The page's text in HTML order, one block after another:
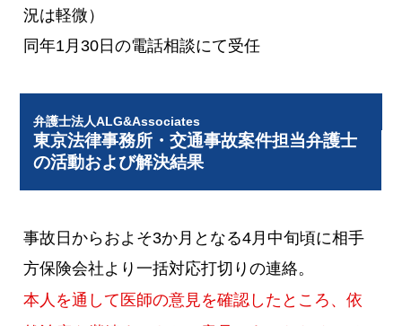
況は軽微）
同年1月30日の電話相談にて受任
弁護士法人ALG&Associates
東京法律事務所・交通事故案件担当弁護士
の活動および解決結果
事故日からおよそ3か月となる4月中旬頃に相手
方保険会社より一括対応打切りの連絡。
本人を通して医師の意見を確認したところ、依